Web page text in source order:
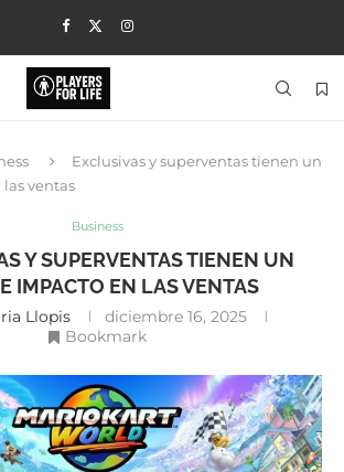
Exclusivas y superventas tienen un
ventas
Business
Y SUPERVENTAS TIENEN UN
IMPACTO EN LAS VENTAS
Llopis
diciembre 16, 2025
Bookmark